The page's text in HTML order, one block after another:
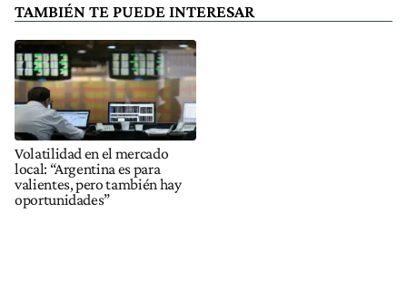
TAMBIÉN TE PUEDE INTERESAR
Volatilidad en el mercado
local: “Argentina es para
valientes, pero también hay
oportunidades”